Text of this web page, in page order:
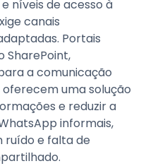
níveis de acesso à
canais
Portais
SharePoint,
a comunicação
uma solução
e reduzir a
informais,
e falta de